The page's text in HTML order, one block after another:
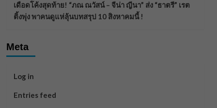
เดือดโค้งสุดท้าย! “ภณ ณวัสน์ – จีน่า ญีนา” ส่ง “ธาตรี” เรต
ติ้งพุ่ง พาคนดูแห่ลุ้นบทสรุป 10 สิงหาคมนี้ !
Meta
Log in
Entries feed